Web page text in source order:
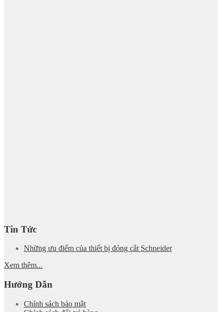
Tin Tức
Những ưu điểm của thiết bị đóng cắt Schneider
Xem thêm...
Hướng Dẫn
Chính sách bảo mật